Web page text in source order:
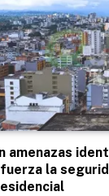
amenazas
la